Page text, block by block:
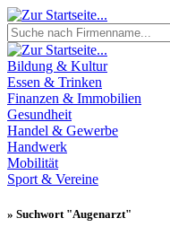
Bildung & Kultur
Essen & Trinken
Finanzen & Immobilien
Gesundheit
Handel & Gewerbe
Handwerk
Mobilität
Sport & Vereine
» Suchwort "Augenarzt"